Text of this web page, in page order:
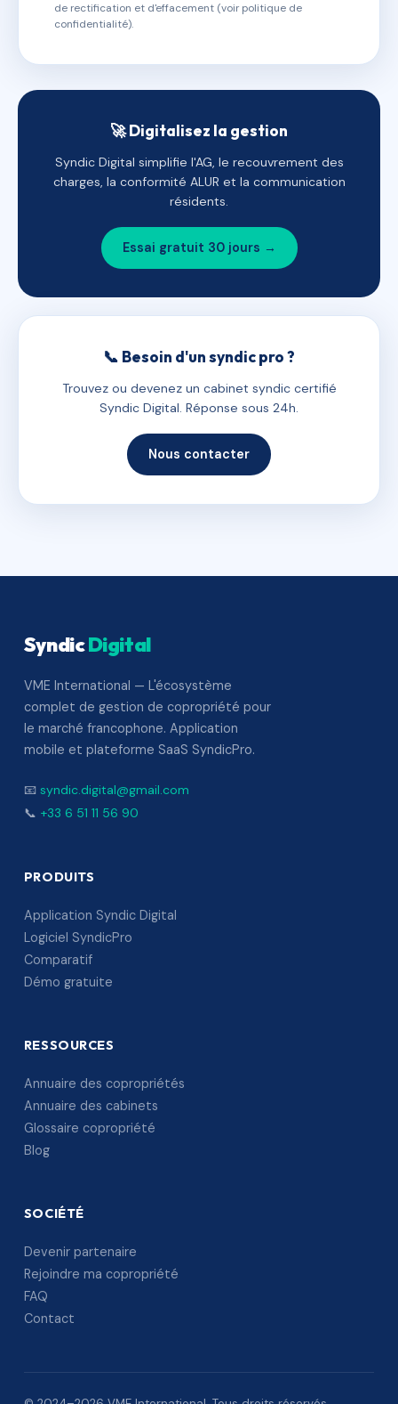
de rectification et d'effacement (voir politique de
confidentialité).
🚀 Digitalisez la gestion
Syndic Digital simplifie l'AG, le recouvrement des
charges, la conformité ALUR et la communication
résidents.
Essai gratuit 30 jours →
📞 Besoin d'un syndic pro ?
Trouvez ou devenez un cabinet syndic certifié
Syndic Digital. Réponse sous 24h.
Nous contacter
SyndicDigital
VME International — L'écosystème
complet de gestion de copropriété pour
le marché francophone. Application
mobile et plateforme SaaS SyndicPro.
📧 syndic.digital@gmail.com
📞 +33 6 51 11 56 90
PRODUITS
Application Syndic Digital
Logiciel SyndicPro
Comparatif
Démo gratuite
RESSOURCES
Annuaire des copropriétés
Annuaire des cabinets
Glossaire copropriété
Blog
SOCIÉTÉ
Devenir partenaire
Rejoindre ma copropriété
FAQ
Contact